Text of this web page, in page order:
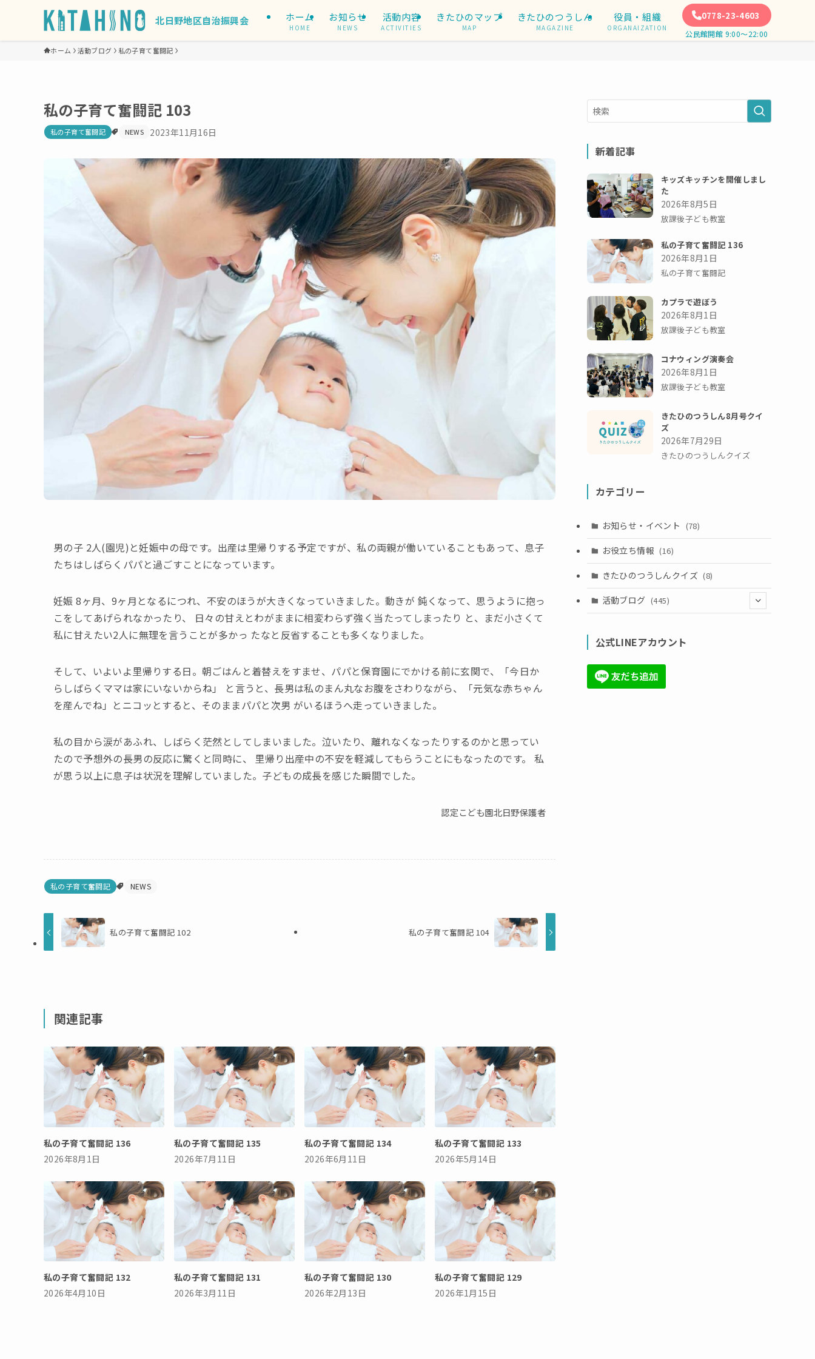
北日野地区自治振興会 ホーム
HOME
お知らせ
NEWS
活動内容
ACTIVITIES
きたひのマップ
MAP
きたひのつうしん
MAGAZINE
役員・組織
ORGANAIZATION
0778-23-4603
公民館開館 9:00〜22:00
ホーム 活動ブログ 私の子育て奮闘記
私の子育て奮闘記 103
私の子育て奮闘記 NEWS 2023年11月16日
男の子 2人(園児)と妊娠中の母です。出産は里帰りする予定ですが、私の両親が働いていることもあって、息子
たちはしばらくパパと過ごすことになっています。
妊娠 8ヶ月、9ヶ月となるにつれ、不安のほうが大きくなっていきました。動きが 鈍くなって、思うように抱っ
こをしてあげられなかったり、 日々の甘えとわがままに相変わらず強く当たってしまったり と、まだ小さくて
私に甘えたい2人に無理を言うことが多かっ たなと反省することも多くなりました。
そして、いよいよ里帰りする日。朝ごはんと着替えをすませ、パパと保育園にでかける前に玄関で、「今日か
らしばらくママは家にいないからね」 と言うと、長男は私のまん丸なお腹をさわりながら、「元気な赤ちゃん
を産んでね」とニコッとすると、そのままパパと次男 がいるほうへ走っていきました。
私の目から涙があふれ、しばらく茫然としてしまいました。泣いたり、離れなくなったりするのかと思ってい
たので予想外の長男の反応に驚くと同時に、 里帰り出産中の不安を軽減してもらうことにもなったのです。 私
が思う以上に息子は状況を理解していました。子どもの成長を感じた瞬間でした。
認定こども園北日野保護者
私の子育て奮闘記 NEWS
私の子育て奮闘記 102 私の子育て奮闘記 104
関連記事
私の子育て奮闘記 136
2026年8月1日
私の子育て奮闘記 135
2026年7月11日
私の子育て奮闘記 134
2026年6月11日
私の子育て奮闘記 133
2026年5月14日
私の子育て奮闘記 132
2026年4月10日
私の子育て奮闘記 131
2026年3月11日
私の子育て奮闘記 130
2026年2月13日
私の子育て奮闘記 129
2026年1月15日
新着記事
キッズキッチンを開催しまし
た
2026年8月5日
放課後子ども教室
私の子育て奮闘記 136
2026年8月1日
私の子育て奮闘記
カプラで遊ぼう
2026年8月1日
放課後子ども教室
コナウィング演奏会
2026年8月1日
放課後子ども教室
きたひのつうしん8月号クイ
ズ
2026年7月29日
きたひのつうしんクイズ
カテゴリー
お知らせ・イベント (78)
お役立ち情報 (16)
きたひのつうしんクイズ (8)
活動ブログ (445)
(71)
公式LINEアカウント